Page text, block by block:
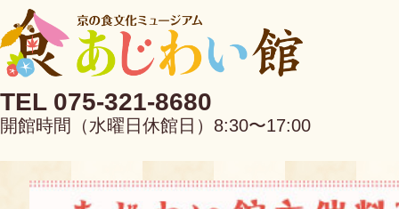
TEL 075-321-8680
開館時間（水曜日休館日）8:30〜17:00